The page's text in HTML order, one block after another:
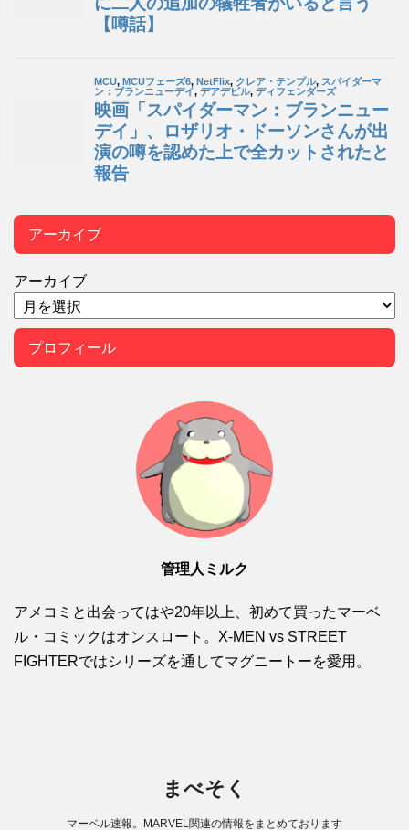
アーカイブ
アーカイブ
プロフィール
管理人ミルク
アメコミと出会ってはや20年以上、初めて買ったマーベ
ル・コミックはオンスロート。X-MEN vs STREET
FIGHTERではシリーズを通してマグニートーを愛用。
まべそく
マーベル速報。MARVEL関連の情報をまとめております